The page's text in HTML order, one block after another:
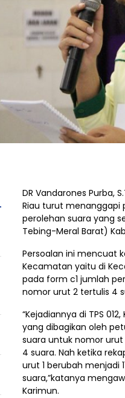
DR Vandarones Purba,
Riau turut menanggapi
perolehan suara yang
Tebing-Meral Barat)
Persoalan ini mencuat
Kecamatan yaitu di
pada form c1 jumlah
nomor urut 2 tertulis 4
“Kejadiannya di TPS
yang dibagikan oleh
suara untuk nomor urut
4 suara. Nah ketika
urut 1 berubah menjadi
suara,”katanya
Karimun.